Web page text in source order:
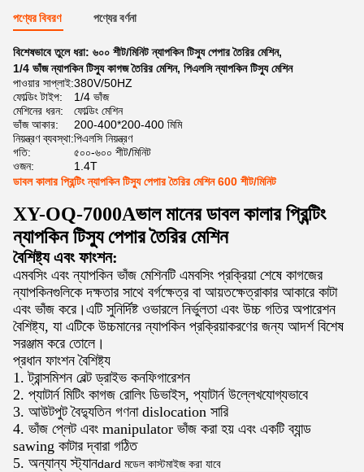
পণ্যের বিবরণ পণ্যের বর্ণনা
বিশেষভাবে তুলে ধরা: ৬০০ শীট/মিনিট ন্যাপকিন টিস্যু পেপার তৈরির মেশিন,
1/4 ভাঁজ ন্যাপকিন টিস্যু কাগজ তৈরির মেশিন, পিএলসি ন্যাপকিন টিস্যু মেশিন
পাওয়ার সাপ্লাই:380V/50HZ
ফোল্ডিং টাইপ:
1/4 ভাঁজ
মেশিনের ধরন:
ফোল্ডিং মেশিন
ভাঁজ আকার:
200-400*200-400 মিমি
নিয়ন্ত্রণ ব্যবস্থা:পিএলসি নিয়ন্ত্রণ
গতি:
৫০০-৬০০ শীট/মিনিট
ওজন:
1.4T
ডাবল কালার প্রিন্টিং ন্যাপকিন টিস্যু পেপার তৈরির মেশিন 600 শীট/মিনিট
XY-OQ-7000Aভাল মানের ডাবল কালার প্রিন্টিং
ন্যাপকিন টিস্যু পেপার তৈরির মেশিন
বৈশিষ্ট্য এবং ফাংশন:
এমবসিং এবং ন্যাপকিন ভাঁজ মেশিনটি এমবসিং প্রক্রিয়া শেষে কাগজের
ন্যাপকিনগুলিকে দক্ষতার সাথে বর্গক্ষেত্র বা আয়তক্ষেত্রাকার আকারে কাটা
এবং ভাঁজ করে।এটি সুনির্দিষ্ট ওভারলে নির্ভুলতা এবং উচ্চ গতির অপারেশন
বৈশিষ্ট্য, যা এটিকে উচ্চমানের ন্যাপকিন প্রক্রিয়াকরণের জন্য আদর্শ বিশেষ
সরঞ্জাম করে তোলে।
প্রধান ফাংশন বৈশিষ্ট্য
1. ট্রান্সমিশন বেল্ট ড্রাইভ কনফিগারেশন
2. প্যাটার্ন মিটিং কাগজ রোলিং ডিভাইস, প্যাটার্ন উল্লেখযোগ্যভাবে
3. আউটপুট বৈদ্যুতিন গণনা dislocation সারি
4. ভাঁজ প্লেট এবং manipulator ভাঁজ করা হয় এবং একটি ব্যান্ড
sawing কাটার দ্বারা গঠিত
5. অন্যান্য স্ট্যানdard মডেল কাস্টমাইজ করা যাবে